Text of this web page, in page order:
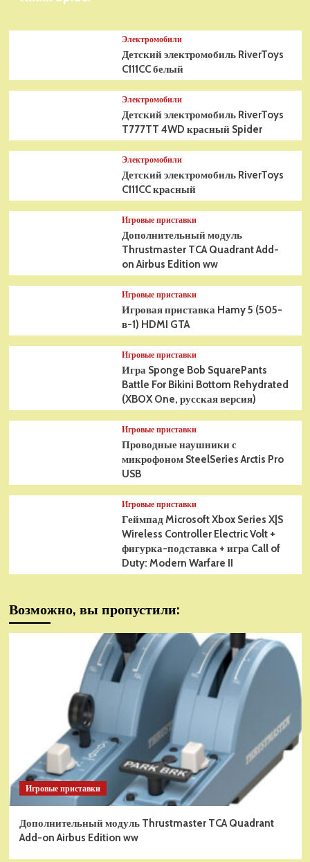
Электромобили
Детский электромобиль RiverToys
C111CC белый
Электромобили
Детский электромобиль RiverToys
T777TT 4WD красный Spider
Электромобили
Детский электромобиль RiverToys
C111CC красный
Игровые приставки
Дополнительный модуль
Thrustmaster TCA Quadrant Add-
on Airbus Edition ww
Игровые приставки
Игровая приставка Hamy 5 (505-
в-1) HDMI GTA
Игровые приставки
Игра Sponge Bob SquarePants
Battle For Bikini Bottom Rehydrated
(XBOX One, русская версия)
Игровые приставки
Проводные наушники с
микрофоном SteelSeries Arctis Pro
USB
Игровые приставки
Геймпад Microsoft Xbox Series X|S
Wireless Controller Electric Volt +
фигурка-подставка + игра Call of
Duty: Modern Warfare II
Возможно, вы пропустили:
Игровые приставки
Дополнительный модуль Thrustmaster TCA Quadrant
Add-on Airbus Edition ww